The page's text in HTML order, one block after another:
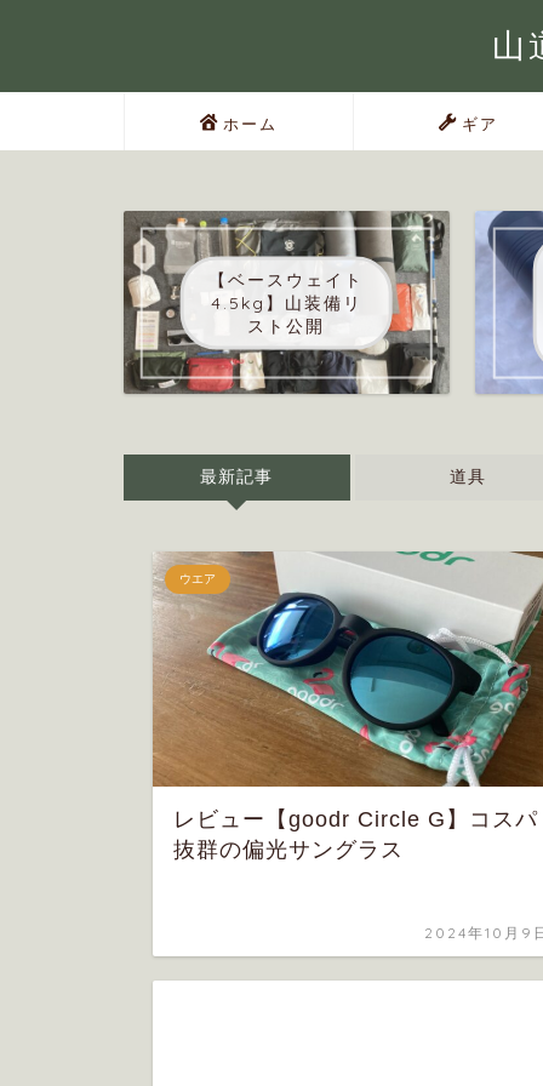
山
ホーム ギア
【ベースウェイト
4.5kg】山装備リ
スト公開
最新記事 道具
ウエア
レビュー【goodr Circle G】コスパ
抜群の偏光サングラス
2024年10月9